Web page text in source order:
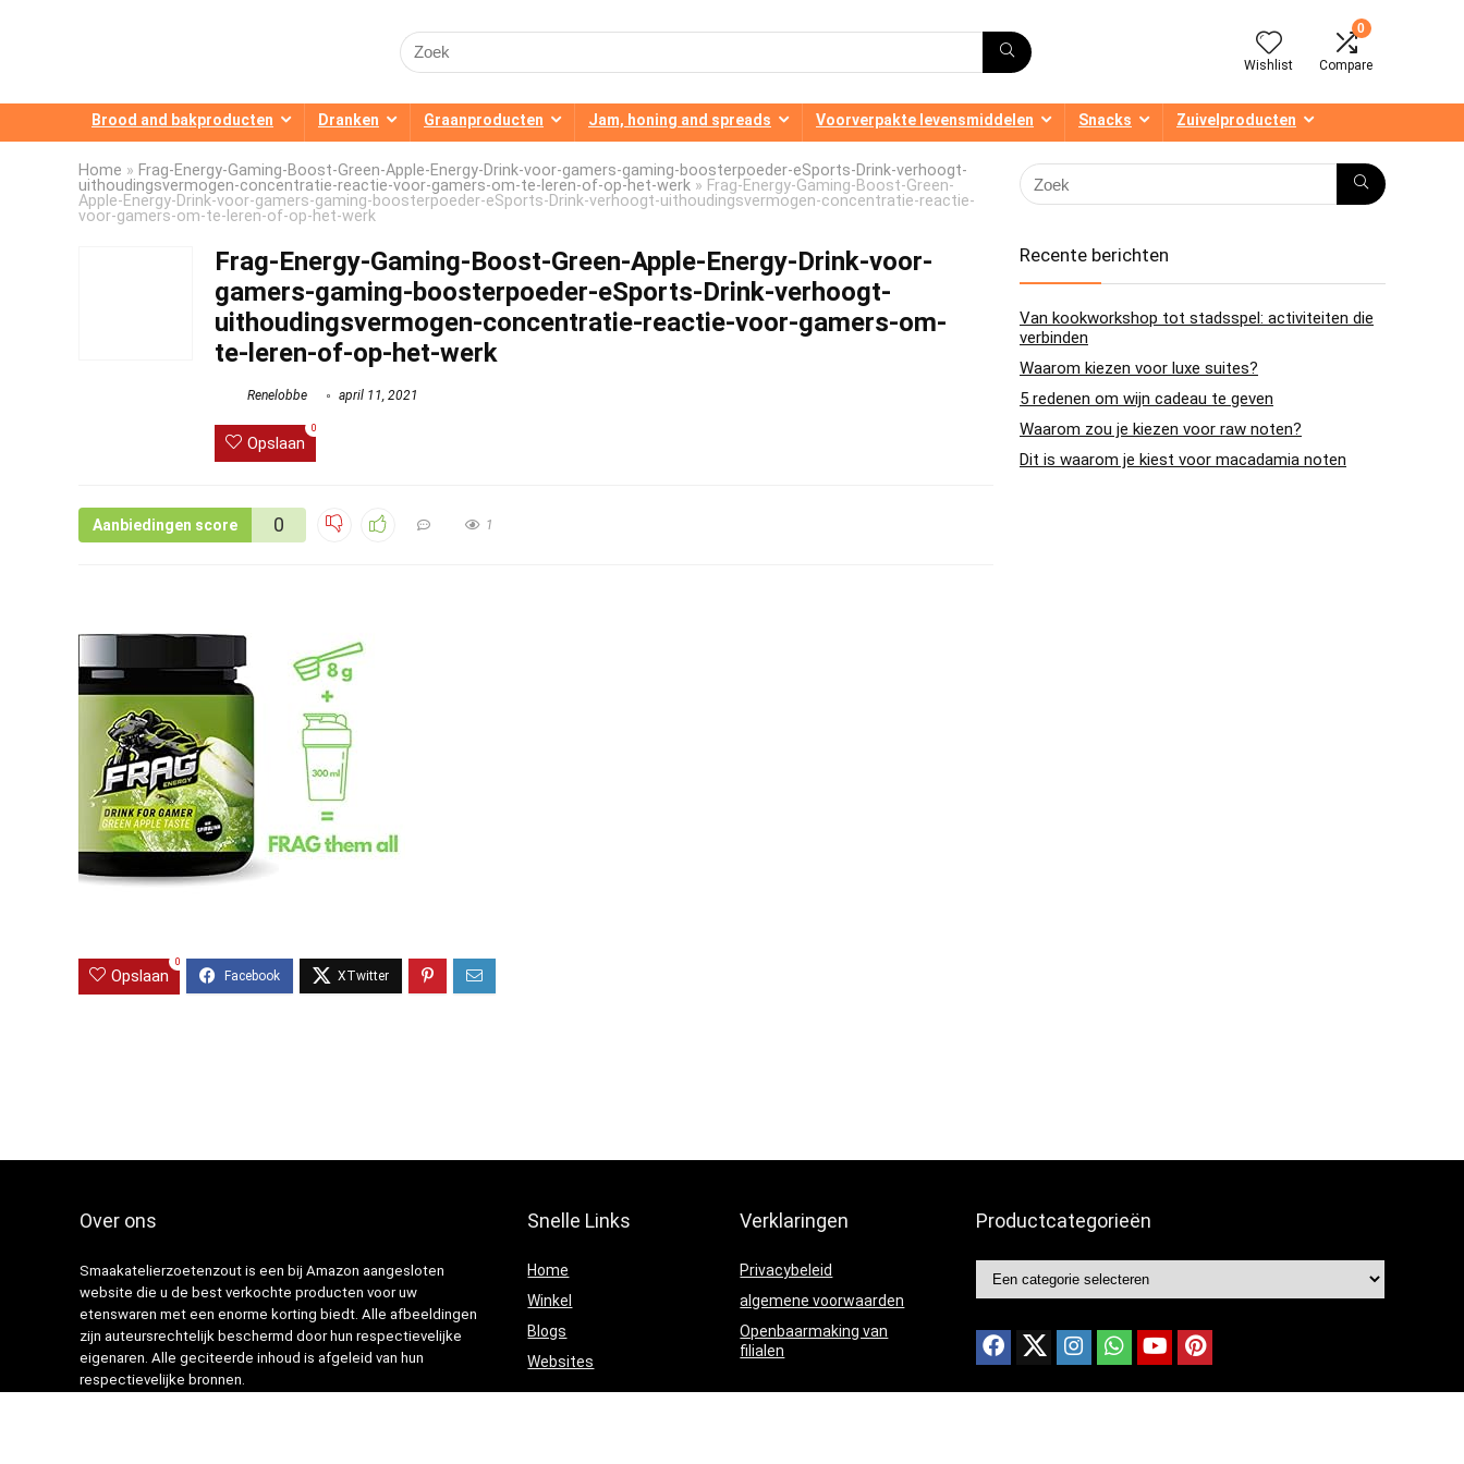
Search
for:
Wishlist
0
Compare
Brood and bakproducten Dranken Graanproducten Jam, honing and spreads Voorverpakte levensmiddelen Snacks Zuivelproducten
Home » Frag-Energy-Gaming-Boost-Green-Apple-Energy-Drink-voor-gamers-gaming-boosterpoeder-eSports-Drink-verhoogt-
uithoudingsvermogen-concentratie-reactie-voor-gamers-om-te-leren-of-op-het-werk » Frag-Energy-Gaming-Boost-Green-
Apple-Energy-Drink-voor-gamers-gaming-boosterpoeder-eSports-Drink-verhoogt-uithoudingsvermogen-concentratie-reactie-
voor-gamers-om-te-leren-of-op-het-werk
Frag-Energy-Gaming-Boost-Green-Apple-Energy-Drink-voor-
gamers-gaming-boosterpoeder-eSports-Drink-verhoogt-
uithoudingsvermogen-concentratie-reactie-voor-gamers-om-
te-leren-of-op-het-werk
Renelobbe april 11, 2021
Opslaan
0
Aanbiedingen score 0 1
Opslaan
0
Recente berichten
Van kookworkshop tot stadsspel: activiteiten die
verbinden
Waarom kiezen voor luxe suites?
5 redenen om wijn cadeau te geven
Waarom zou je kiezen voor raw noten?
Dit is waarom je kiest voor macadamia noten
Over ons
Smaakatelierzoetenzout is een bij Amazon aangesloten
website die u de best verkochte producten voor uw
etenswaren met een enorme korting biedt. Alle afbeeldingen
zijn auteursrechtelijk beschermd door hun respectievelijke
eigenaren. Alle geciteerde inhoud is afgeleid van hun
respectievelijke bronnen.
Snelle Links
Home
Winkel
Blogs
Websites
Verklaringen
Privacybeleid
algemene voorwaarden
Openbaarmaking van
filialen
Productcategorieën